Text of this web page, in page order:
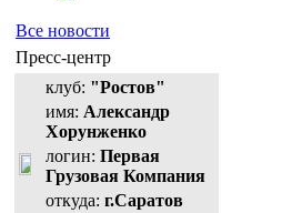
Все новости
Пресс-центр
клуб: "Ростов"
имя: Александр
Хорунженко
логин: Первая
Грузовая Компания
откуда: г.Саратов